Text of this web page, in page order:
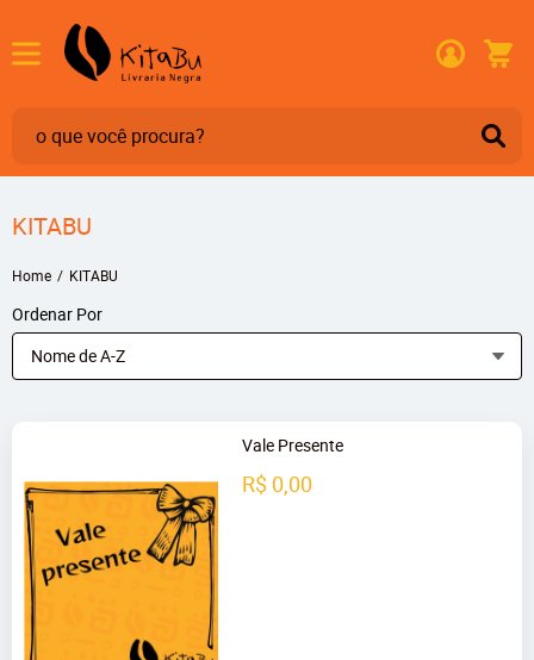
KITABU
Home KITABU
Ordenar Por
Nome de A-Z
Vale Presente
R$ 0,00